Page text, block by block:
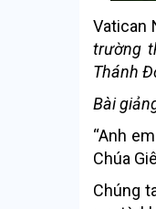
Vatican
trường
Thánh
Bài
“Anh
Chúa
Chúng